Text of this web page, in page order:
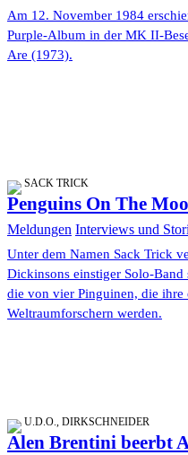
Am 12. November 1984
Purple-Album in der MK II-
Are (1973).
SACK TRICK
Penguins On The
Meldungen Interviews und
Unter dem Namen Sack Trick
Dickinsons einstiger Solo-Band
die von vier Pinguinen, die
Weltraumforschern werden.
U.D.O., DIRKSCHNEIDER
Alen Brentini beerbt